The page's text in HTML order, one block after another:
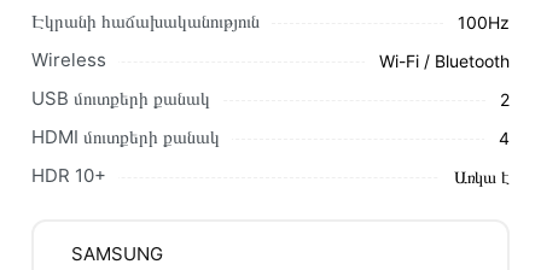
QE65Q80CAUXRU առաքման և վճարման պայմանները
Մեր պրոֆեսիոնալ մենեջերները կմշակեն պատվերը և
կկապվեն ձեզ հետ՝ համաձայնեցնելու առաքման
պայմանները։ Նախքան առցանց պատվեր տեղադրելը,
խորհուրդ ենք տալիս կարդալ նկարագրությունը,
Տվյալ ապրանքը սետիֆիկացված է և համպատասխանում է
Էկրանի հաճախականություն 100Hz
Wireless Wi-Fi / Bluetooth
USB մուտքերի քանակ 2
HDMI մուտքերի քանակ 4
HDR 10+ Առկա է
SAMSUNG